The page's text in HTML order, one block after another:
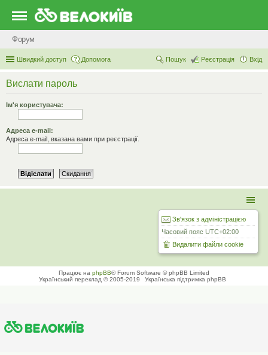
Форум
Швидкий доступ Допомога Вхід
Реєстрація
Пошук
Вислати пароль
Ім'я користувача:
Адреса e-mail:
Адреса e-mail, вказана вами при реєстрації.
Зв'язок з адміністрацією
Часовий пояс UTC+02:00
Видалити файли cookie
Працює на phpBB® Forum Software © phpBB Limited
Український переклад © 2005-2019
Українська підтримка phpBB